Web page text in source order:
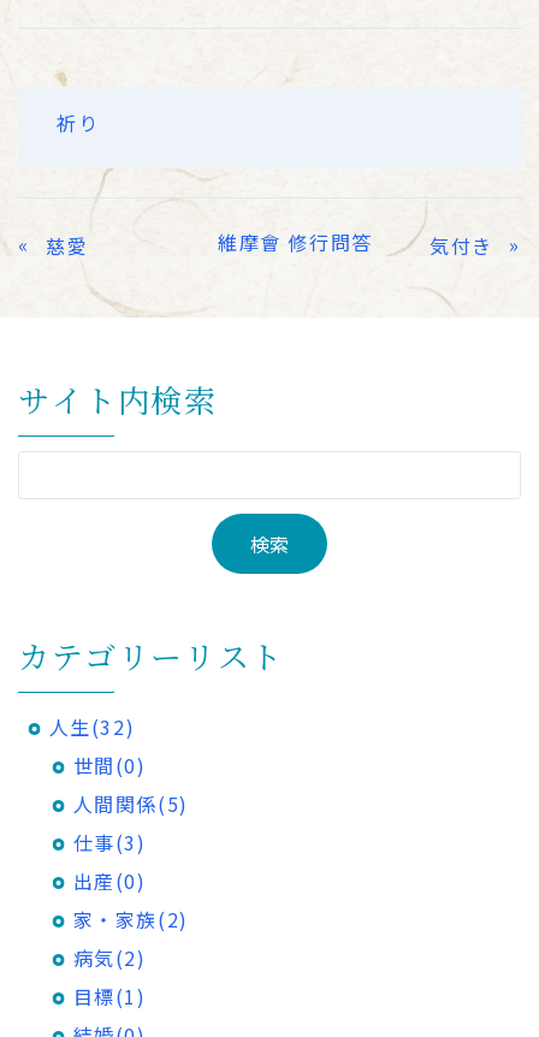
祈り
« 慈愛 維摩會 修行問答 気付き »
サイト内検索
カテゴリーリスト
人生(32)
世間(0)
人間関係(5)
仕事(3)
出産(0)
家・家族(2)
病気(2)
目標(1)